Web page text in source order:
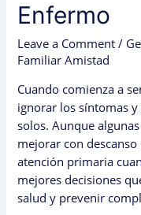
Enfermo
Leave a Comment /
Familiar Amistad
Cuando comienza a
ignorar los síntomas
solos. Aunque
mejorar con
atención primaria
mejores decisiones
salud y prevenir